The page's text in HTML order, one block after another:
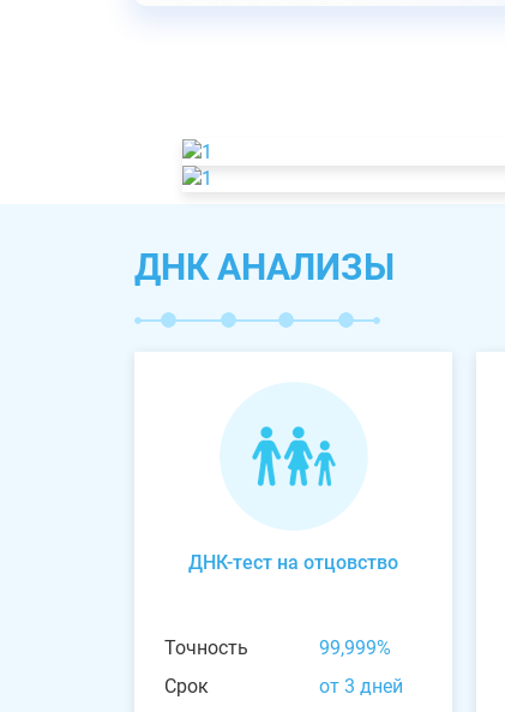
ДНК АНАЛИЗЫ
ДНК-тест на отцовство
Точность
99,999%
Срок
от 3 дней